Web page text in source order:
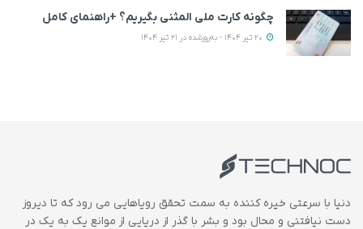
چگونه کارت ملی المثنی بگیریم؟ +راهنمای کامل
دنیا با سرعتی خیره کننده به سمت تحقق رویاهایی می رود که تا دیروز
دست نیافتنی و محال بود و بشر با گذر از دریایی از موانع یک به یک در